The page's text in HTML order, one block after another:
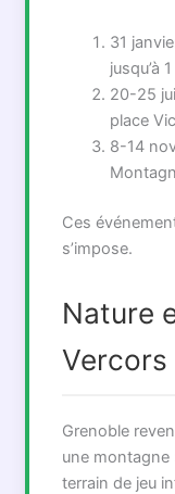
31
jusqu’à
20-25
place
8-14
Ces
s’impose.
Nature
Vercors
Grenoble
une montagne
terrain de jeu